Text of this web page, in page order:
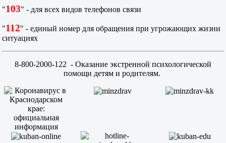
"103" - для всех видов телефонов связи
"112" - единый номер для обращения при угрожающих жизни
ситуациях
8-800-2000-122 - Оказание экстренной психологической
помощи детям и родителям.